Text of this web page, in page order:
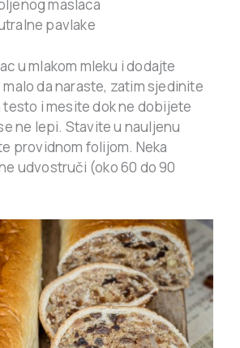
maslaca
pavlake
u mlakom mleku i dodajte
da naraste, zatim sjedinite
i mesite dok ne dobijete
ne lepi. Stavite u nauljenu
providnom folijom. Neka
udvostruči (oko 60 do 90